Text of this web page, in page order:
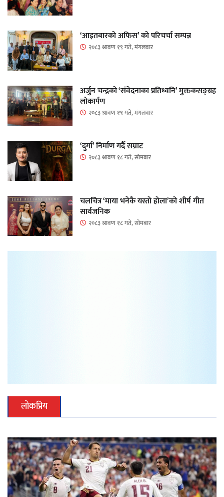
‘आइतबारको अफिस’ को परिचर्चा सम्पन्न
२०८३ श्रावण १९ गते, मंगलवार
अर्जुन चन्द्रको ‘संवेदनाका प्रतिध्वनि’ मुक्तकसङ्ग्रह
लोकार्पण
२०८३ श्रावण १९ गते, मंगलवार
‘दुर्गा’ निर्माण गर्दै सम्राट
२०८३ श्रावण १८ गते, सोमबार
चलचित्र ‘माया भनेकै यस्तो होला’को शीर्ष गीत
सार्वजनिक
२०८३ श्रावण १८ गते, सोमबार
लोकप्रिय